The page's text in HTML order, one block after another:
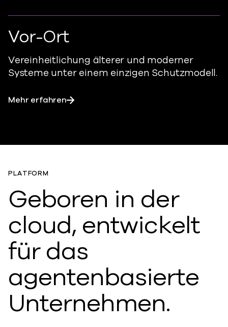
Vor-Ort
Vereinheitlichung älterer und moderner
Systeme unter einem einzigen Schutzmodell.
Mehr erfahren
PLATFORM
Geboren in der
cloud, entwickelt
für das
agentenbasierte
Unternehmen.